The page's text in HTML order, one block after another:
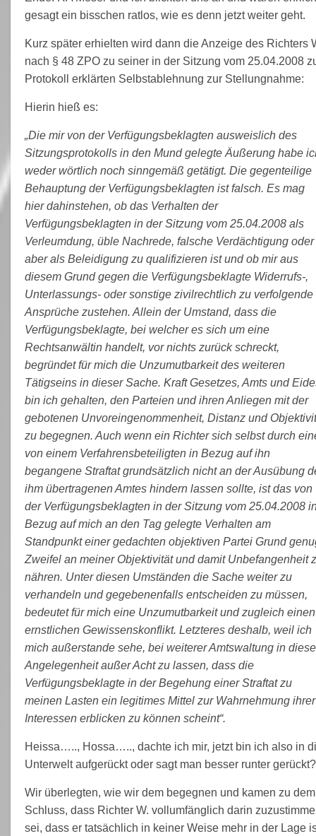
gesagt ein bisschen ratlos, wie es denn jetzt weiter geht.
Kurz später erhielten wird dann die Anzeige des Richters
nach § 48 ZPO zu seiner in der Sitzung vom 25.04.2008
Protokoll erklärten Selbstablehnung zur Stellungnahme:
Hierin hieß es:
„Die mir von der Verfügungsbeklagten ausweislich des
Sitzungsprotokolls in den Mund gelegte Äußerung habe
weder wörtlich noch sinngemäß getätigt. Die gegenteilige
Behauptung der Verfügungsbeklagten ist falsch. Es mag
hier dahinstehen, ob das Verhalten der
Verfügungsbeklagten in der Sitzung vom 25.04.2008 als
Verleumdung, üble Nachrede, falsche Verdächtigung oder
aber als Beleidigung zu qualifizieren ist und ob mir aus
diesem Grund gegen die Verfügungsbeklagte Widerrufs-,
Unterlassungs- oder sonstige zivilrechtlich zu verfolgende
Ansprüche zustehen. Allein der Umstand, dass die
Verfügungsbeklagte, bei welcher es sich um eine
Rechtsanwältin handelt, vor nichts zurück schreckt,
begründet für mich die Unzumutbarkeit des weiteren
Tätigseins in dieser Sache. Kraft Gesetzes, Amts und
bin ich gehalten, den Parteien und ihren Anliegen mit der
gebotenen Unvoreingenommenheit, Distanz und
zu begegnen. Auch wenn ein Richter sich selbst durch
von einem Verfahrensbeteiligten in Bezug auf ihn
begangene Straftat grundsätzlich nicht an der Ausübung
ihm übertragenen Amtes hindern lassen sollte, ist das von
der Verfügungsbeklagten in der Sitzung vom 25.04.2008
Bezug auf mich an den Tag gelegte Verhalten am
Standpunkt einer gedachten objektiven Partei Grund
Zweifel an meiner Objektivität und damit Unbefangenheit
nähren. Unter diesen Umständen die Sache weiter zu
verhandeln und gegebenenfalls entscheiden zu müssen,
bedeutet für mich eine Unzumutbarkeit und zugleich einen
ernstlichen Gewissenskonflikt. Letzteres deshalb, weil ich
mich außerstande sehe, bei weiterer Amtswaltung in
Angelegenheit außer Acht zu lassen, dass die
Verfügungsbeklagte in der Begehung einer Straftat zu
meinen Lasten ein legitimes Mittel zur Wahrnehmung ihrer
Interessen erblicken zu können scheint“.
Heissa….., Hossa….., dachte ich mir, jetzt bin ich also in
Unterwelt aufgerückt oder sagt man besser runter gerückt?
Wir überlegten, wie wir dem begegnen und kamen zu dem
Schluss, dass Richter W. vollumfänglich darin
sei, dass er tatsächlich in keiner Weise mehr in der Lage